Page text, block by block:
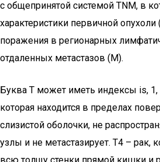
с общепринятой системой TNM, в
характеристики первичной опухоли
поражения в регионарных
отдаленных метастазов (M).
Буква T может иметь индексы is, 1,
которая находится в пределах
слизистой оболочки, не
узлы и не метастазирует. T4 – рак,